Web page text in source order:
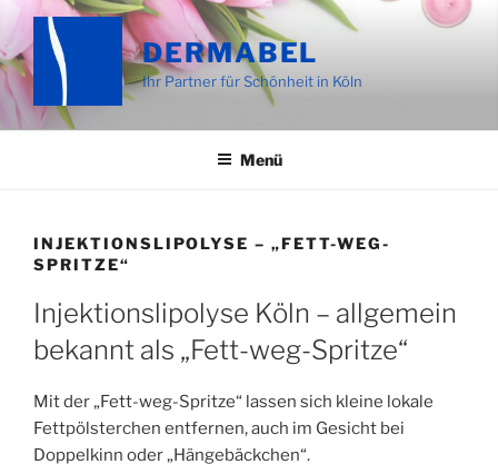
Zum
Inhalt
springen
DERMABEL
Ihr Partner für Schönheit in Köln
Menü
INJEKTIONSLIPOLYSE – „FETT-WEG-
SPRITZE“
Injektionslipolyse Köln – allgemein
bekannt als „Fett-weg-Spritze“
Mit der „Fett-weg-Spritze“ lassen sich kleine lokale
Fettpölsterchen entfernen, auch im Gesicht bei
Doppelkinn oder „Hängebäckchen“.